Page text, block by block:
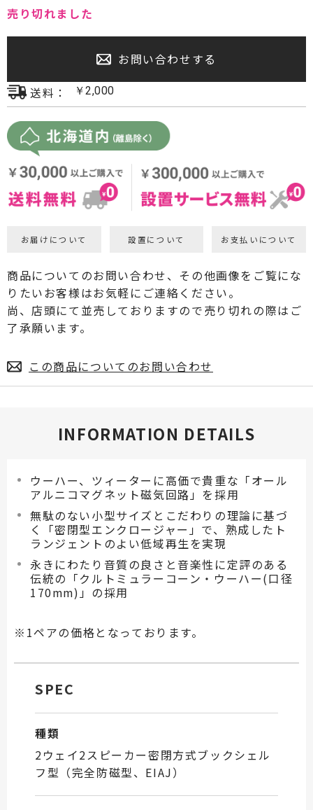
売り切れました
お問い合わせする
送料：
￥2,000
お届けについて 設置について お支払いについて
商品についてのお問い合わせ、その他画像をご覧にな
りたいお客様はお気軽にご連絡ください。
尚、店頭にて並売しておりますので売り切れの際はご
了承願います。
この商品についてのお問い合わせ
INFORMATION DETAILS
ウーハー、ツィーターに高価で貴重な「オール
アルニコマグネット磁気回路」を採用
無駄のない小型サイズとこだわりの理論に基づ
く「密閉型エンクロージャー」で、熟成したト
ランジェントのよい低域再生を実現
永きにわたり音質の良さと音楽性に定評のある
伝統の「クルトミュラーコーン・ウーハー(口径
170mm)」の採用
※1ペアの価格となっております。
SPEC
種類
2ウェイ2スピーカー密閉方式ブックシェル
フ型（完全防磁型、EIAJ）